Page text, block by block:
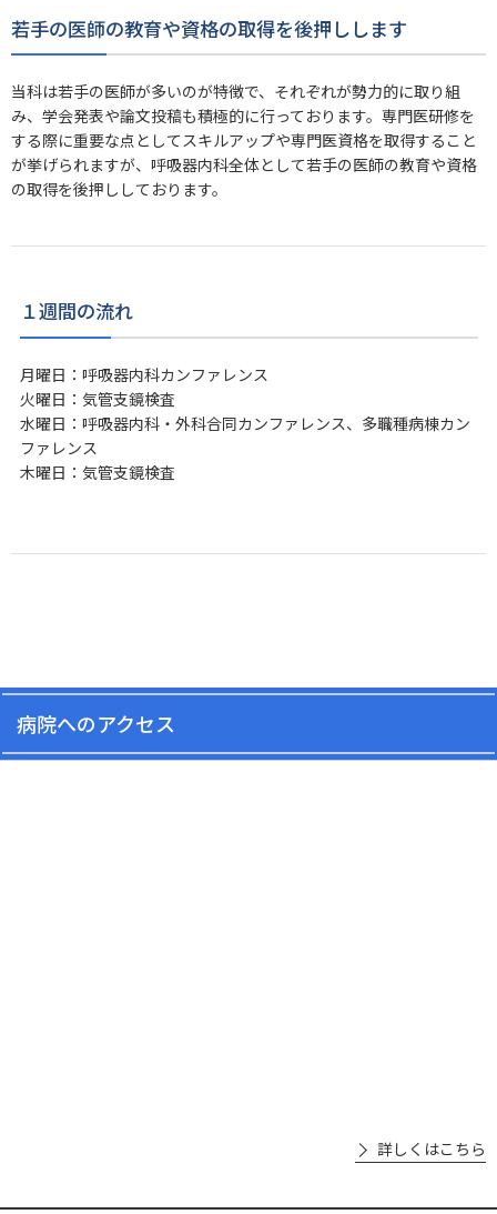
若手の医師の教育や資格の取得を後押しします
当科は若手の医師が多いのが特徴で、それぞれが勢力的に取り組
み、学会発表や論文投稿も積極的に行っております。専門医研修を
する際に重要な点としてスキルアップや専門医資格を取得すること
が挙げられますが、呼吸器内科全体として若手の医師の教育や資格
の取得を後押ししております。
１週間の流れ
月曜日：呼吸器内科カンファレンス
火曜日：気管支鏡検査
水曜日：呼吸器内科・外科合同カンファレンス、多職種病棟カン
ファレンス
木曜日：気管支鏡検査
病院へのアクセス
詳しくはこちら